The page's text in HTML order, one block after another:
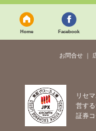
Home Facebook
お問合せ
リセ
営する
証券